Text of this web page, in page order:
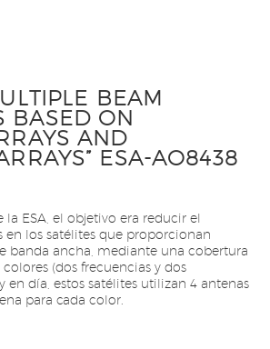
BEAM
BASED ON
AND
ESA-AO8438
la ESA, el objetivo era reducir el
en los satélites que proporcionan
banda ancha, mediante una cobertura
(dos frecuencias y dos
en día, estos satélites utilizan 4 antenas
para cada color.